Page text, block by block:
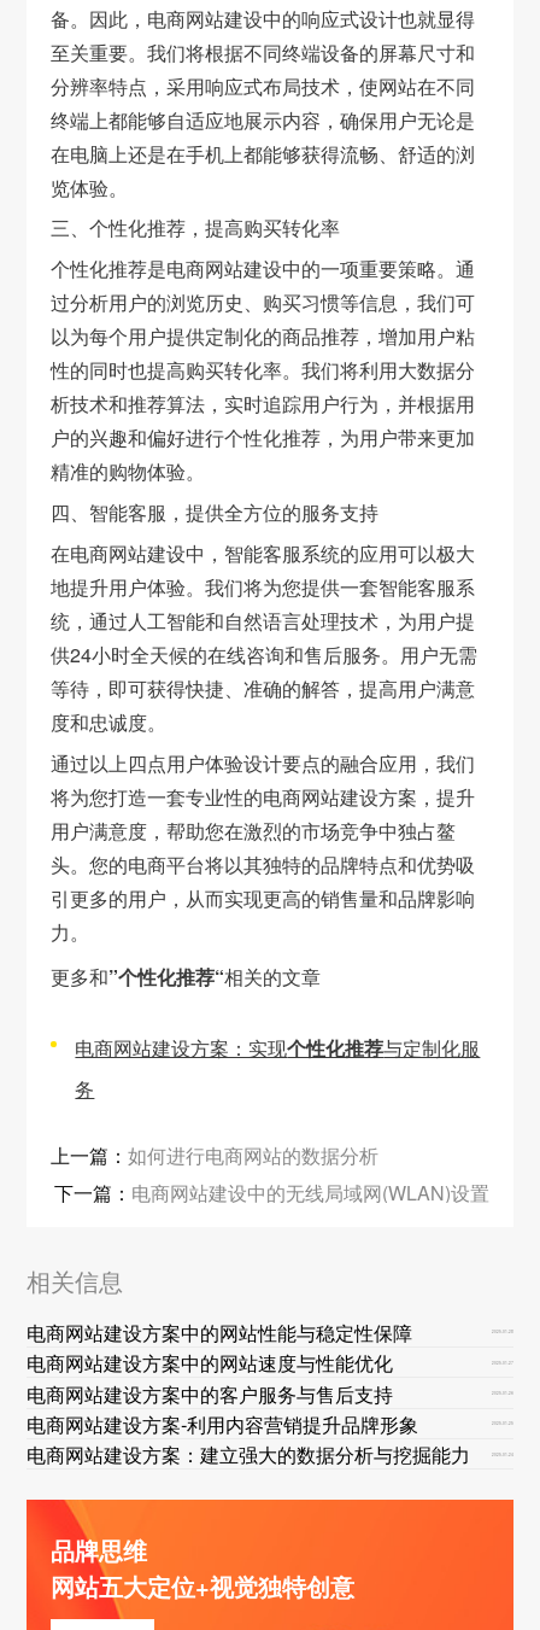
备。因此，电商网站建设中的响应式设计也就显得
至关重要。我们将根据不同终端设备的屏幕尺寸和
分辨率特点，采用响应式布局技术，使网站在不同
终端上都能够自适应地展示内容，确保用户无论是
在电脑上还是在手机上都能够获得流畅、舒适的浏
览体验。
三、个性化推荐，提高购买转化率
个性化推荐是电商网站建设中的一项重要策略。通
过分析用户的浏览历史、购买习惯等信息，我们可
以为每个用户提供定制化的商品推荐，增加用户粘
性的同时也提高购买转化率。我们将利用大数据分
析技术和推荐算法，实时追踪用户行为，并根据用
户的兴趣和偏好进行个性化推荐，为用户带来更加
精准的购物体验。
四、智能客服，提供全方位的服务支持
在电商网站建设中，智能客服系统的应用可以极大
地提升用户体验。我们将为您提供一套智能客服系
统，通过人工智能和自然语言处理技术，为用户提
供24小时全天候的在线咨询和售后服务。用户无需
等待，即可获得快捷、准确的解答，提高用户满意
度和忠诚度。
通过以上四点用户体验设计要点的融合应用，我们
将为您打造一套专业性的电商网站建设方案，提升
用户满意度，帮助您在激烈的市场竞争中独占鳌
头。您的电商平台将以其独特的品牌特点和优势吸
引更多的用户，从而实现更高的销售量和品牌影响
力。
更多和”个性化推荐“相关的文章
电商网站建设方案：实现个性化推荐与定制化服
务
上一篇：如何进行电商网站的数据分析
下一篇： 电商网站建设中的无线局域网(WLAN)设置
相关信息
电商网站建设方案中的网站性能与稳定性保障 2025-01-28
电商网站建设方案中的网站速度与性能优化 2025-01-27
电商网站建设方案中的客户服务与售后支持 2025-01-26
电商网站建设方案-利用内容营销提升品牌形象 2025-01-25
电商网站建设方案：建立强大的数据分析与挖掘能力 2025-01-24
品牌思维
网站五大定位+视觉独特创意